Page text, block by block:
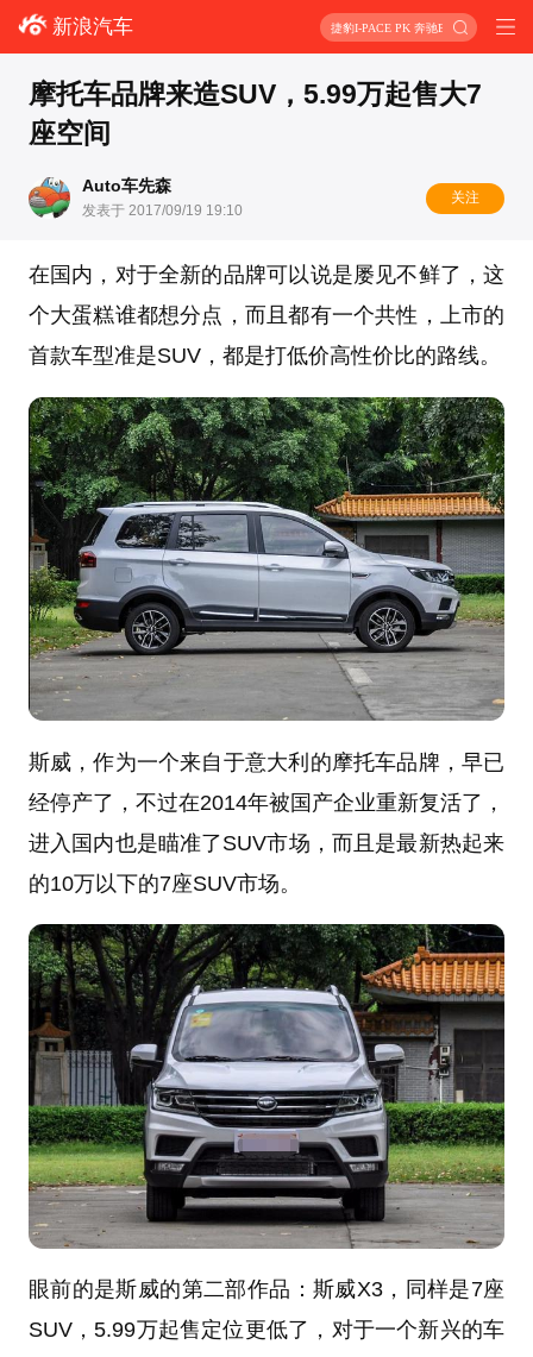
新浪汽车 捷豹I-PACE PK 奔驰EQC
摩托车品牌来造SUV，5.99万起售大7
座空间
Auto车先森
发表于 2017/09/19 19:10
关注
在国内，对于全新的品牌可以说是屡见不鲜了，这
个大蛋糕谁都想分点，而且都有一个共性，上市的
首款车型准是SUV，都是打低价高性价比的路线。
斯威，作为一个来自于意大利的摩托车品牌，早已
经停产了，不过在2014年被国产企业重新复活了，
进入国内也是瞄准了SUV市场，而且是最新热起来
的10万以下的7座SUV市场。
眼前的是斯威的第二部作品：斯威X3，同样是7座
SUV，5.99万起售定位更低了，对于一个新兴的车